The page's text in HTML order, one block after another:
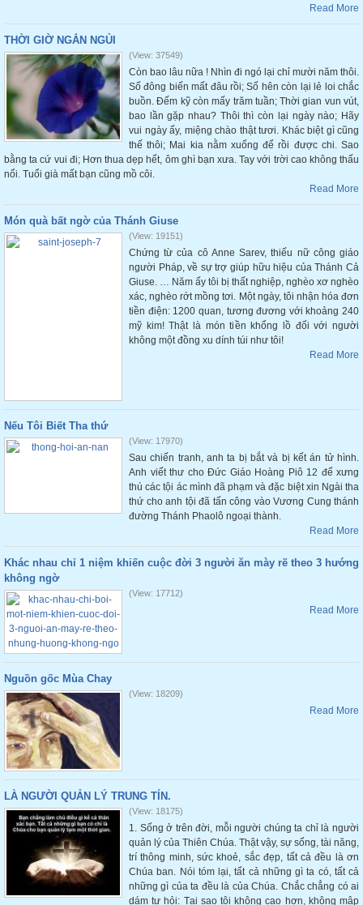
Read More
THỜI GIỜ NGẮN NGỦI
(View: 37549)
Còn bao lâu nữa ! Nhìn đi ngó lại chỉ mười năm thôi.
Số đông biến mất đâu rồi; Số hên còn lại lẻ loi chắc
buồn. Đếm kỹ còn mấy trăm tuần; Thời gian vun vút,
bao lần gặp nhau? Thôi thì còn lại ngày nào; Hãy
vui ngày ấy, miệng chào thật tươi. Khác biệt gì cũng
thế thôi; Mai kia nằm xuống để rồi được chi. Sao
bằng ta cứ vui đi; Hơn thua dẹp hết, ôm ghì bạn xưa. Tay với trời cao không thấu
nổi. Tuổi già mất bạn cũng mồ côi.
Read More
Món quà bất ngờ của Thánh Giuse
(View: 19151)
Chứng từ của cô Anne Sarev, thiếu nữ công giáo
người Pháp, về sự trợ giúp hữu hiệu của Thánh Cả
Giuse. … Năm ấy tôi bị thất nghiệp, nghèo xơ nghèo
xác, nghèo rớt mồng tơi. Một ngày, tôi nhận hóa đơn
tiền điện: 1200 quan, tương đương với khoảng 240
mỹ kim! Thật là món tiền khổng lồ đối với người
không một đồng xu dính túi như tôi!
Read More
Nếu Tôi Biết Tha thứ
(View: 17970)
Sau chiến tranh, anh ta bị bắt và bị kết án tử hình.
Anh viết thư cho Đức Giáo Hoàng Piô 12 để xưng
thú các tội ác mình đã phạm và đặc biệt xin Ngài tha
thứ cho anh tội đã tấn công vào Vương Cung thánh
đường Thánh Phaolô ngoại thành.
Read More
Khác nhau chỉ 1 niệm khiến cuộc đời 3 người ăn mày rẽ theo 3 hướng
không ngờ
(View: 17712)
Read More
Nguồn gốc Mùa Chay
(View: 18209)
Read More
LÀ NGƯỜI QUẢN LÝ TRUNG TÍN.
(View: 18175)
1. Sống ở trên đời, mỗi người chúng ta chỉ là người
quản lý của Thiên Chúa. Thật vậy, sự sống, tài năng,
trí thông minh, sức khoẻ, sắc đẹp, tất cả đều là ơn
Chúa ban. Nói tóm lại, tất cả những gì ta có, tất cả
những gì của ta đều là của Chúa. Chắc chẳng có ai
dám tự hỏi: Tại sao tôi không cao hơn, không mập